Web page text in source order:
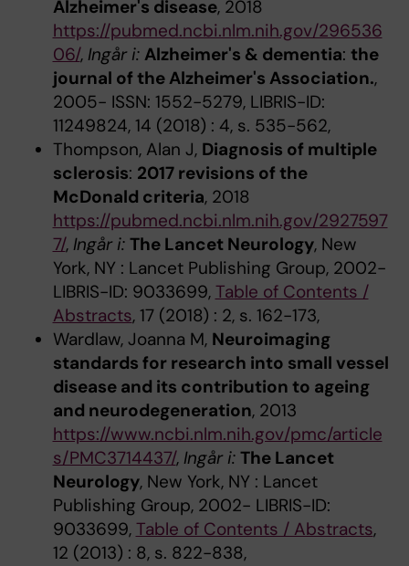
Alzheimer's disease, 2018
https://pubmed.ncbi.nlm.nih.gov/296536
06/, Ingår i: Alzheimer's & dementia: the
journal of the Alzheimer's Association.,
2005- ISSN: 1552-5279, LIBRIS-ID:
11249824, 14 (2018) : 4, s. 535-562,
Thompson, Alan J, Diagnosis of multiple
sclerosis: 2017 revisions of the
McDonald criteria, 2018
https://pubmed.ncbi.nlm.nih.gov/2927597
7/, Ingår i: The Lancet Neurology, New
York, NY : Lancet Publishing Group, 2002-
LIBRIS-ID: 9033699, Table of Contents /
Abstracts, 17 (2018) : 2, s. 162-173,
Wardlaw, Joanna M, Neuroimaging
standards for research into small vessel
disease and its contribution to ageing
and neurodegeneration, 2013
https://www.ncbi.nlm.nih.gov/pmc/article
s/PMC3714437/, Ingår i: The Lancet
Neurology, New York, NY : Lancet
Publishing Group, 2002- LIBRIS-ID:
9033699, Table of Contents / Abstracts,
12 (2013) : 8, s. 822-838,